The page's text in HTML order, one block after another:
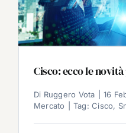
Cisco: ecco le
Di Ruggero Vota 16
Mercato
Tag:Cisco,